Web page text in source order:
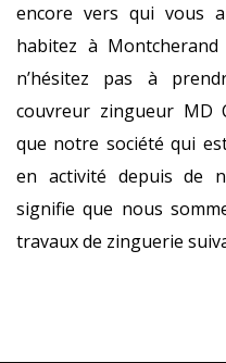
encore vers qui vous
habitez à
n’hésitez pas à
couvreur zingueur MD
que notre société qui
en activité depuis de
signifie que nous
travaux de zinguerie